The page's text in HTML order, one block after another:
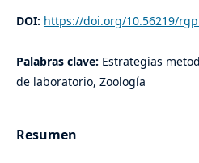
DOI: https://doi.org/10.56219/
Palabras clave: Estrategias
de laboratorio, Zoología
Resumen